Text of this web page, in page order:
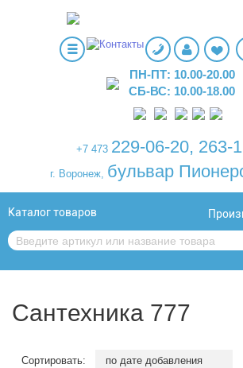
ПН-ПТ: 10.00-20.00
СБ-ВС: 10.00-18.00
+7 473 229-06-20, 263-
г. Воронеж, бульвар
Каталог товаров
Сантехника 777
Сортировать: по дате добавления